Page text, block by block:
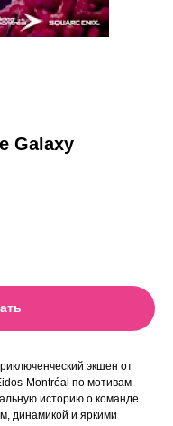
Galaxy
экшен от
Montréal по мотивам
историю о команде
динамикой и яркими